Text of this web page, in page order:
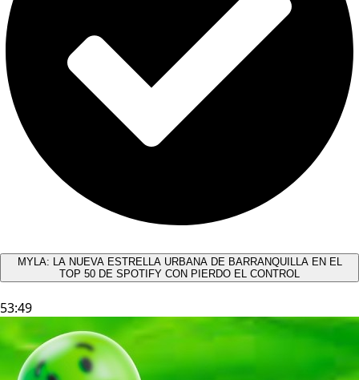
MYLA: LA NUEVA ESTRELLA URBANA DE BARRANQUILLA EN EL
TOP 50 DE SPOTIFY CON PIERDO EL CONTROL
53:49